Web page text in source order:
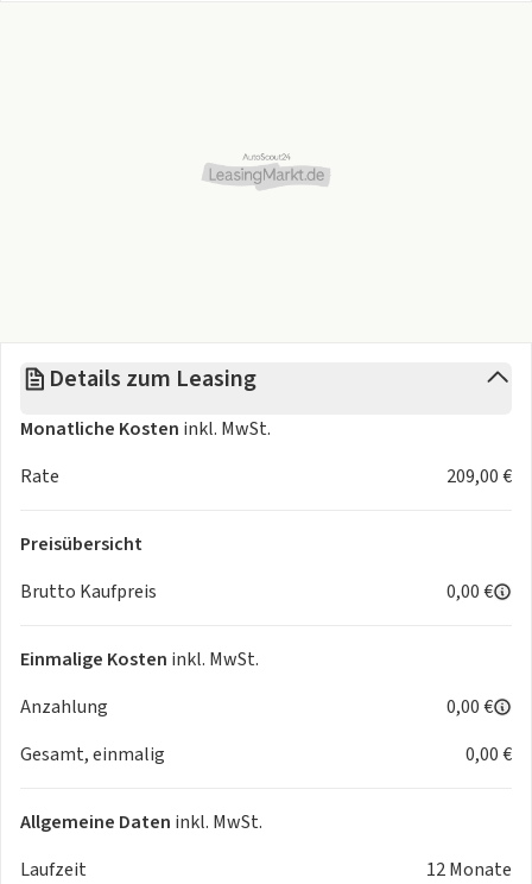
Details zum Leasing
Monatliche Kosten inkl. MwSt.
Rate
209,00 €
Preisübersicht
Brutto Kaufpreis
0,00 €
Einmalige Kosten inkl. MwSt.
Anzahlung
0,00 €
Gesamt, einmalig
0,00 €
Allgemeine Daten inkl. MwSt.
Laufzeit
12 Monate